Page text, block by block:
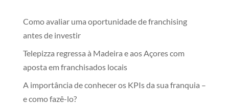
Como avaliar uma oportunidade de franchising
antes de investir
Telepizza regressa à Madeira e aos Açores com
aposta em franchisados locais
A importância de conhecer os KPIs da sua franquia –
e como fazê-lo?